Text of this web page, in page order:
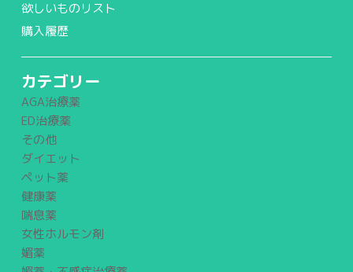
欲しいものリスト
購入履歴
カテゴリー
AGA治療薬
ED治療薬
その他
ダイエット
ペット薬
健康薬
喘息薬
女性ホルモン剤
媚薬